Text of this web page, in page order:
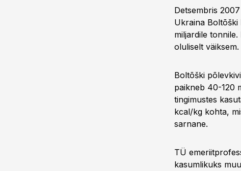
Detsembris
Ukraina
miljardile
oluliselt väiksem.
Boltõški
paikneb 40-120
tingimustes
kcal/kg kohta,
sarnane.
TÜ
kasumlikuks